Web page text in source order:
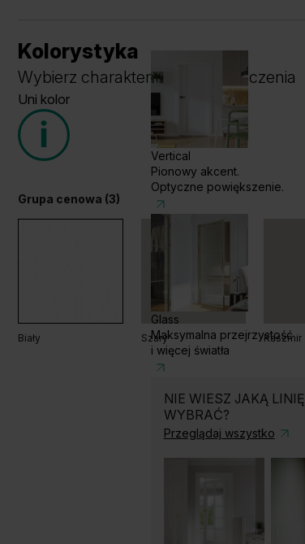
Vertical
Pionowy akcent.
Optyczne powiększenie.
Glass
Maksymalna przejrzystość
i więcej światła
NIE WIESZ JAKĄ LINIĘ
WYBRAĆ?
Przeglądaj wszystko
Kolorystyka
Wybierz charakter i kolor wykończenia
Uni kolor
Grupa cenowa (3)
Biały Szary Kaszmir